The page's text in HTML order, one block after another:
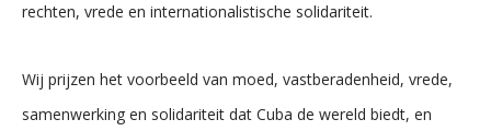
rechten, vrede en internationalistische solidariteit.
Wij prijzen het voorbeeld van moed, vastberadenheid, vrede,
samenwerking en solidariteit dat Cuba de wereld biedt, en